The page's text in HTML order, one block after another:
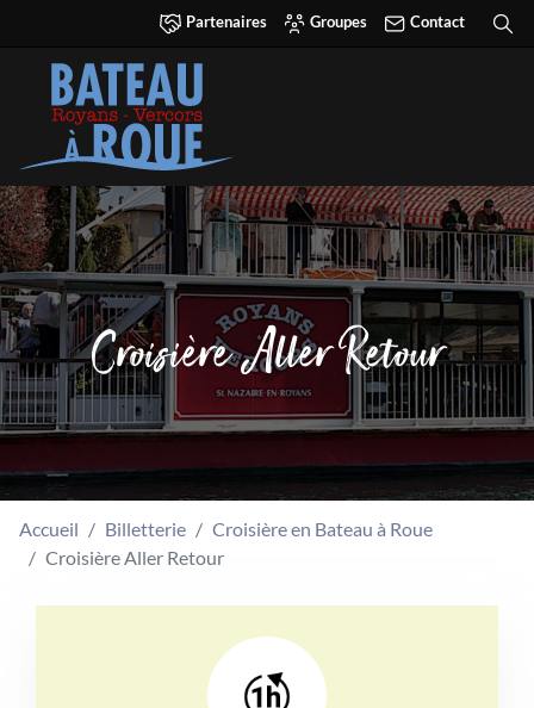
Partenaires Groupes Contact
Croisière Aller Retour
Accueil Billetterie
Croisière en Bateau à Roue
Croisière Aller Retour